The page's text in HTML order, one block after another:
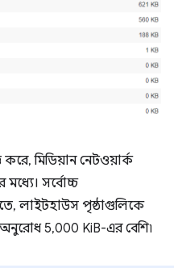
করে, মিডিয়ান নেটওয়ার্ক
সর্বোচ্চ
লাইটহাউস পৃষ্ঠাগুলিকে
5,000 KiB-এর বেশি৷